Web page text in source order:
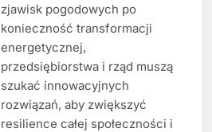
zjawisk pogodowych po
konieczność transformacji
energetycznej,
przedsiębiorstwa i rząd muszą
szukać innowacyjnych
rozwiązań, aby zwiększyć
resilience całej społeczności i